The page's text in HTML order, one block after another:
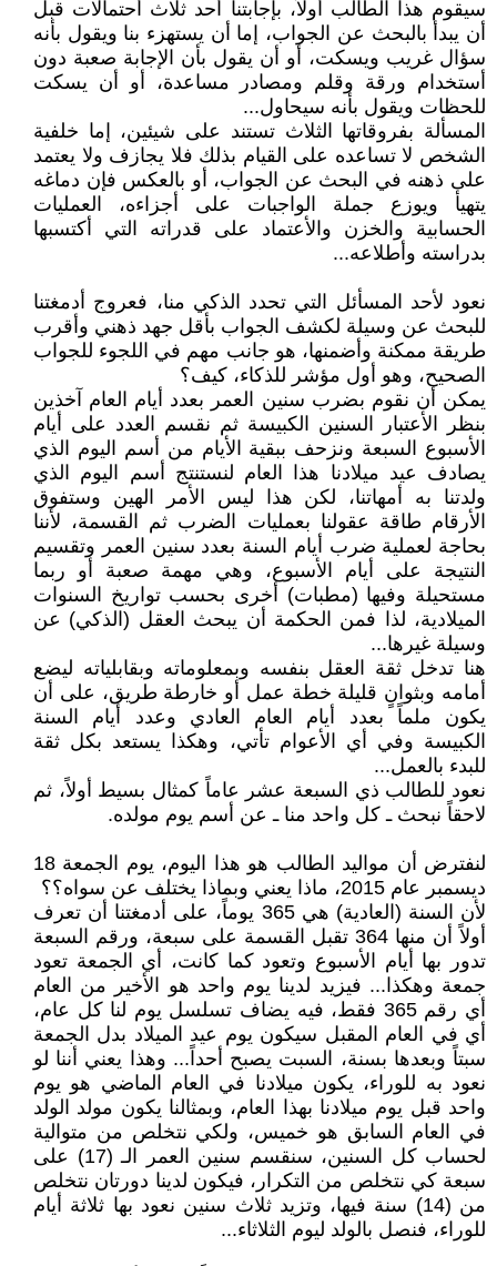
سيقوم هذا الطالب أولاً، بإجابتنا أحد ثلاث أحتمالات قبل
أن يبدأ بالبحث عن الجواب، إما أن يستهزء بنا ويقول بأنه
سؤال غريب ويسكت، أو أن يقول بأن الإجابة صعبة دون
أستخدام ورقة وقلم ومصادر مساعدة، أو أن يسكت
للحظات ويقول بأنه سيحاول...
المسألة بفروقاتها الثلاث تستند على شيئين، إما خلفية
الشخص لا تساعده على القيام بذلك فلا يجازف ولا يعتمد
على ذهنه في البحث عن الجواب، أو بالعكس فإن دماغه
يتهيأ ويوزع جملة الواجبات على أجزاءه، العمليات
الحسابية والخزن والأعتماد على قدراته التي أكتسبها
بدراسته وأطلاعه...
نعود لأحد المسأئل التي تحدد الذكي منا، فعروج أدمغتنا
للبحث عن وسيلة لكشف الجواب بأقل جهد ذهني وأقرب
طريقة ممكنة وأضمنها، هو جانب مهم في اللجوء للجواب
الصحيح، وهو أول مؤشر للذكاء، كيف؟
يمكن أن نقوم بضرب سنين العمر بعدد أيام العام آخذين
بنظر الأعتبار السنين الكبيسة ثم نقسم العدد على أيام
الأسبوع السبعة ونزحف ببقية الأيام من أسم اليوم الذي
يصادف عيد ميلادنا هذا العام لنستنتج أسم اليوم الذي
ولدتنا به أمهاتنا، لكن هذا ليس الأمر الهين وستفوق
الأرقام طاقة عقولنا بعمليات الضرب ثم القسمة، لأننا
بحاجة لعملية ضرب أيام السنة بعدد سنين العمر وتقسيم
النتيجة على أيام الأسبوع، وهي مهمة صعبة أو ربما
مستحيلة وفيها (مطبات) أخرى بحسب تواريخ السنوات
الميلادية، لذا فمن الحكمة أن يبحث العقل (الذكي) عن
وسيلة غيرها...
هنا تدخل ثقة العقل بنفسه وبمعلوماته وبقابلياته ليضع
أمامه وبثوانٍ قليلة خطة عمل أو خارطة طريق، على أن
يكون ملماً بعدد أيام العام العادي وعدد أيام السنة
الكبيسة وفي أي الأعوام تأتي، وهكذا يستعد بكل ثقة
للبدء بالعمل...
نعود للطالب ذي السبعة عشر عاماً كمثال بسيط أولاً، ثم
لاحقاً نبحث ـ كل واحد منا ـ عن أسم يوم مولده.
لنفترض أن مواليد الطالب هو هذا اليوم، يوم الجمعة 18
ديسمبر عام 2015، ماذا يعني وبماذا يختلف عن سواه؟؟
لأن السنة (العادية) هي 365 يوماً، على أدمغتنا أن تعرف
أولاً أن منها 364 تقبل القسمة على سبعة، ورقم السبعة
تدور بها أيام الأسبوع وتعود كما كانت، أي الجمعة تعود
جمعة وهكذا... فيزيد لدينا يوم واحد هو الأخير من العام
أي رقم 365 فقط، فيه يضاف تسلسل يوم لنا كل عام،
أي في العام المقبل سيكون يوم عيد الميلاد بدل الجمعة
سبتاً وبعدها بسنة، السبت يصبح أحداً... وهذا يعني أننا لو
نعود به للوراء، يكون ميلادنا في العام الماضي هو يوم
واحد قبل يوم ميلادنا بهذا العام، وبمثالنا يكون مولد الولد
في العام السابق هو خميس، ولكي نتخلص من متوالية
لحساب كل السنين، سنقسم سنين العمر الـ (17) على
سبعة كي نتخلص من التكرار، فيكون لدينا دورتان نتخلص
من (14) سنة فيها، وتزيد ثلاث سنين نعود بها ثلاثة أيام
للوراء، فنصل بالولد ليوم الثلاثاء...